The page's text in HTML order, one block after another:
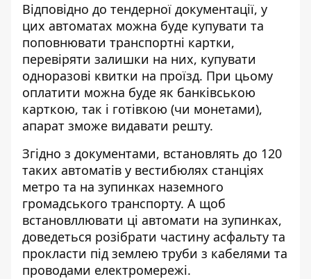
Відповідно до тендерної документації, у
цих автоматах можна буде купувати та
поповнювати транспортні картки,
перевіряти залишки на них, купувати
одноразові квитки на проїзд. При цьому
оплатити можна буде як банківською
карткою, так і готівкою (чи монетами),
апарат зможе видавати решту.
Згідно з документами, встановлять до 120
таких автоматів у вестибюлях станціях
метро та на зупинках наземного
громадського транспорту. А щоб
встановллювати ці автомати на зупинках,
доведеться розібрати частину асфальту та
прокласти під землею труби з кабелями та
проводами електромережі.